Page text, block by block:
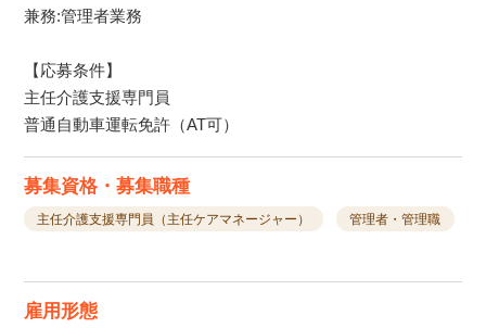
兼務:管理者業務
【応募条件】
主任介護支援専門員
普通自動車運転免許（AT可）
募集資格・募集職種
主任介護支援専門員（主任ケアマネージャー） 管理者・管理職
雇用形態